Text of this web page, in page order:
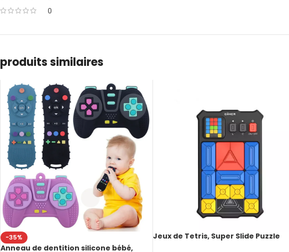
0
produits similaires
-35%
Anneau de dentition silicone bébé,
Jeux de Tetris, Super Slide Puzzle